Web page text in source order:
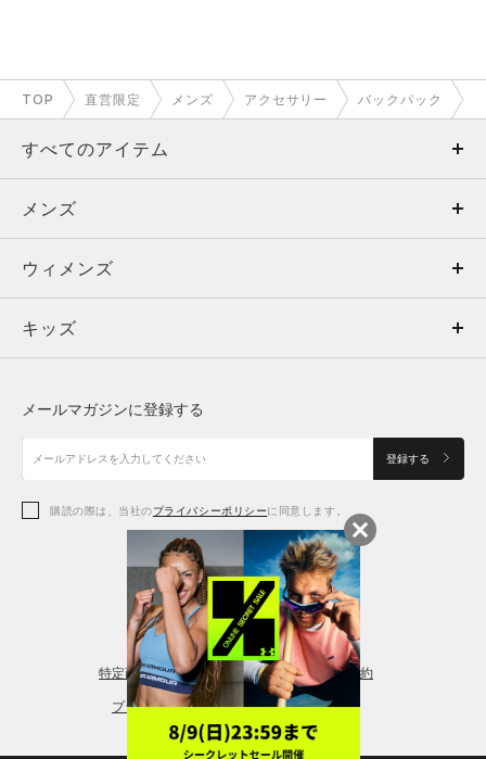
TOP 直営限定 メンズ アクセサリー バックパック
すべてのアイテム
メンズ
ウィメンズ
キッズ
アクセサリー
メンズ
トップス
ボトムス
アクセサリー
ウィメンズ
トップス
シューズ
アクセサリー
レギンス＆タイツ
キッズ
シューズ
メールマガジンに登録する
登録する
購読の際は、当社のプライバシーポリシーに同意します。
特定商取引法に基づく通販の表記 会員規約
プライバシーポリシー